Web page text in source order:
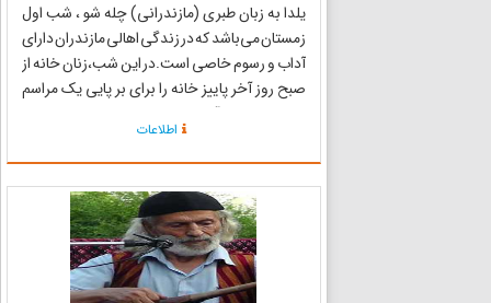
یلدا به زبان طبری (مازندرانی) چله شو ، شب اول
زمستان می‌باشد که در زندگی اهالی مازندران دارای
آداب و رسوم خاصی است.در این شب،زنان خانه از
صبح روز آخر پاییز خانه را برای بر پایی یک مراسم
کوچک سنتی آماده می‌کنند و در این شب در
مازندران شب یلدا بسیار با اهمیت و گرامی داشته
می‌شود. در ای...
اطلاعات